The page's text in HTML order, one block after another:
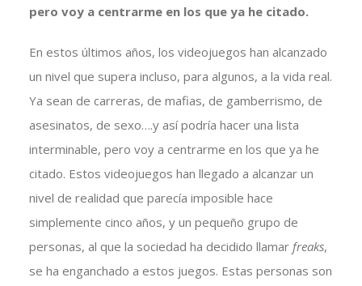
pero voy a centrarme en los que ya he citado.
En estos últimos años, los videojuegos han alcanzado
un nivel que supera incluso, para algunos, a la vida real.
Ya sean de carreras, de mafias, de gamberrismo, de
asesinatos, de sexo….y así podría hacer una lista
interminable, pero voy a centrarme en los que ya he
citado. Estos videojuegos han llegado a alcanzar un
nivel de realidad que parecía imposible hace
simplemente cinco años, y un pequeño grupo de
personas, al que la sociedad ha decidido llamar freaks,
se ha enganchado a estos juegos. Estas personas son